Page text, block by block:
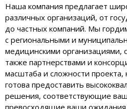
Наша компания предлагает
различных организаций, от
до частных компаний. Мы
с региональными и
медицинскими организациями,
также партнерствами и
масштаба и сложности
готова предоставить
решения, соответствующие
превосходящие ваши ожидания.